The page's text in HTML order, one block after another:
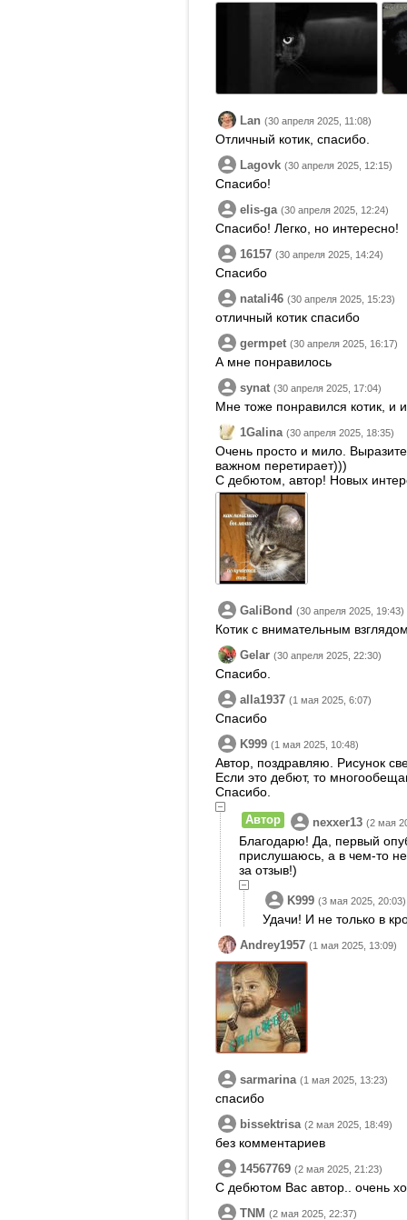
Lan (30 апреля 2025, 11:08)
Отличный котик, спасибо.
Lagovk (30 апреля 2025, 12:15)
Спасибо!
elis-ga (30 апреля 2025, 12:24)
Спасибо! Легко, но интересно!
16157 (30 апреля 2025, 14:24)
Спасибо
natali46 (30 апреля 2025, 15:23)
отличный котик спасибо
germpet (30 апреля 2025, 16:17)
А мне понравилось
synat (30 апреля 2025, 17:04)
Мне тоже понравился котик, и
1Galina (30 апреля 2025, 18:35)
Очень просто и мило.
важном перетирает)))
С дебютом, автор! Новых
GaliBond (30 апреля 2025, 19:43)
Котик с внимательным
Gelar (30 апреля 2025, 22:30)
Спасибо.
alla1937 (1 мая 2025, 6:07)
Спасибо
K999 (1 мая 2025, 10:48)
Автор, поздравляю. Рисунок
Если это дебют, то
Спасибо.
Автор nexxer13 (2 мая
Благодарю! Да, первый
прислушаюсь, а в чем-то
за отзыв!)
K999 (3 мая 2025, 20:03)
Удачи! И не только в
Andrey1957 (1 мая 2025, 13:09)
sarmarina (1 мая 2025, 13:23)
спасибо
bissektrisa (2 мая 2025, 18:49)
без комментариев
14567769 (2 мая 2025, 21:23)
С дебютом Вас автор.. очень
TNM (2 мая 2025, 22:37)